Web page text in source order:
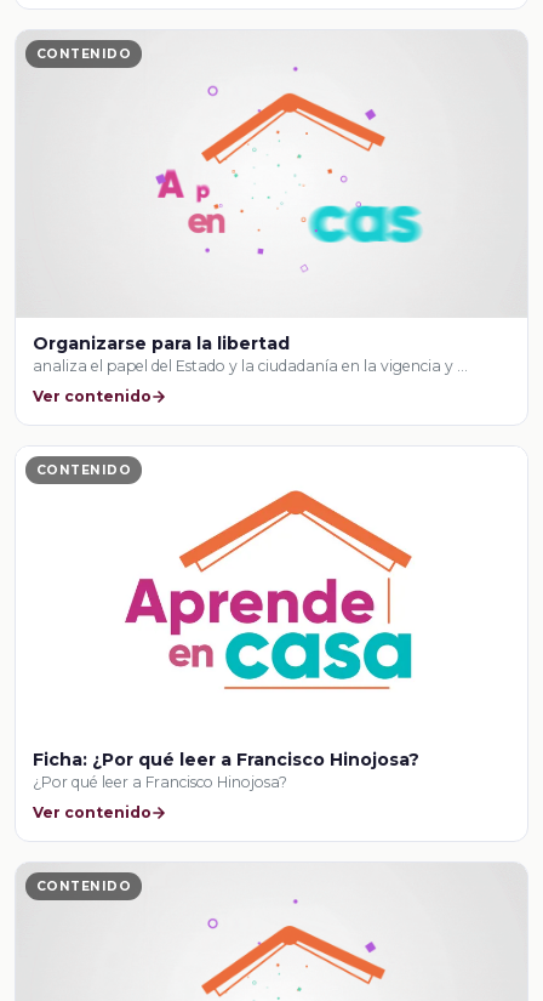
CONTENIDO
Organizarse para la libertad
analiza el papel del Estado y la ciudadanía en la vigencia y …
Ver contenido
CONTENIDO
Ficha: ¿Por qué leer a Francisco Hinojosa?
¿Por qué leer a Francisco Hinojosa?
Ver contenido
CONTENIDO